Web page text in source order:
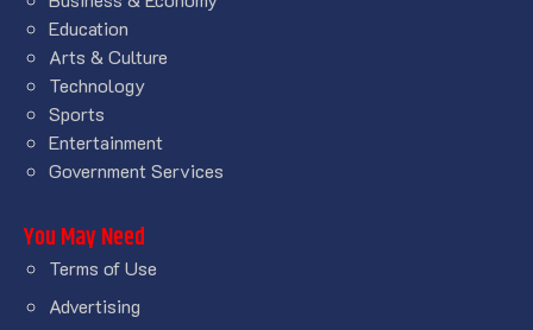
Education
Arts & Culture
Technology
Sports
Entertainment
Government Services
You May Need
Terms of Use
Advertising